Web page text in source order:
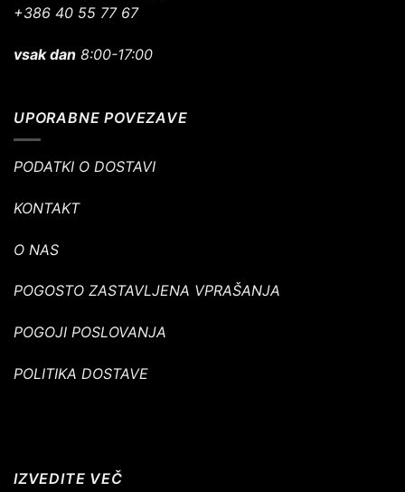
+386 40 55 77 67
vsak dan 8:00-17:00
UPORABNE POVEZAVE
PODATKI O DOSTAVI
KONTAKT
O NAS
POGOSTO ZASTAVLJENA VPRAŠANJA
POGOJI POSLOVANJA
POLITIKA DOSTAVE
IZVEDITE VEČ